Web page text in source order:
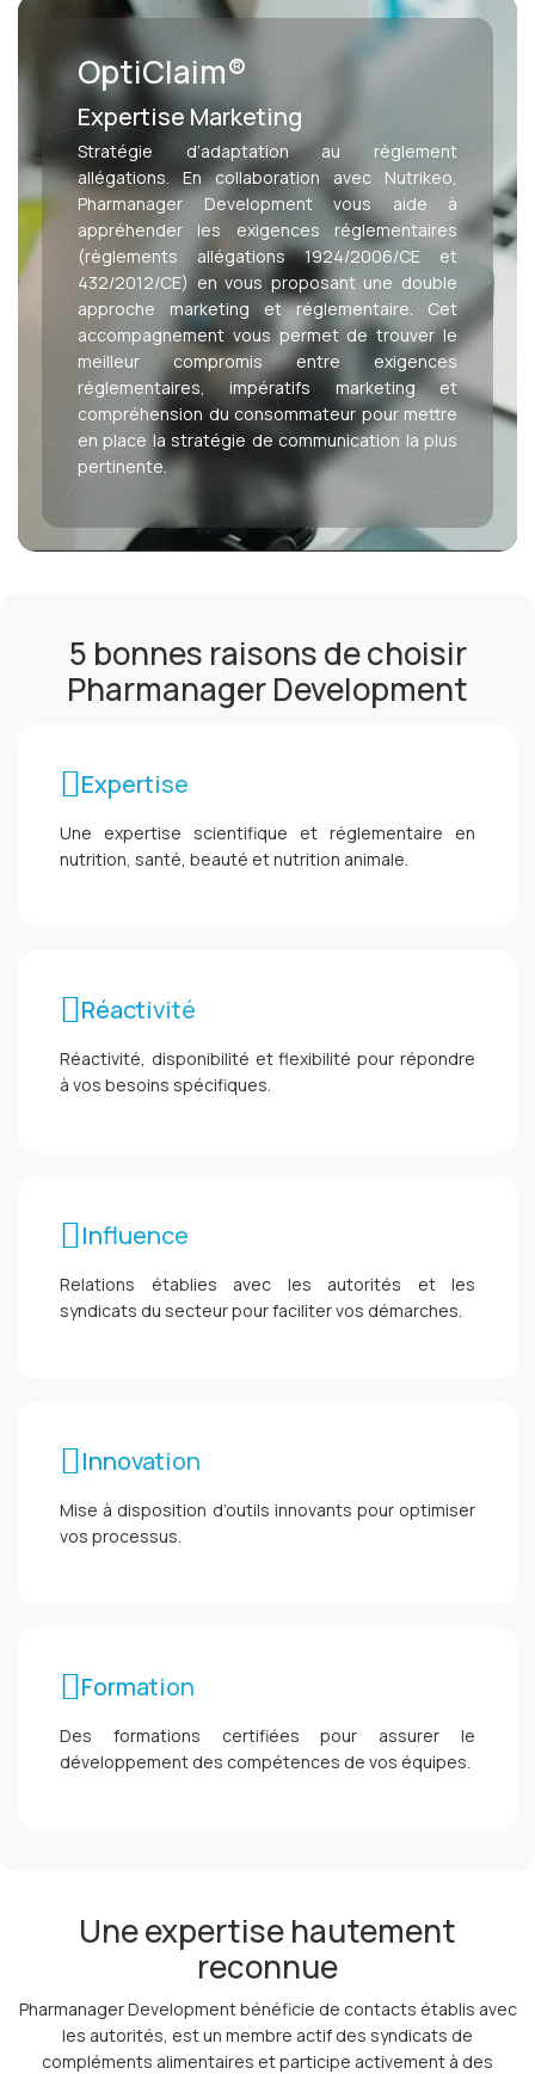
OptiClaim®
Expertise Marketing
Stratégie d’adaptation au règlement
allégations. En collaboration avec Nutrikeo,
Pharmanager Development vous aide à
appréhender les exigences réglementaires
(règlements allégations 1924/2006/CE et
432/2012/CE) en vous proposant une double
approche marketing et réglementaire. Cet
accompagnement vous permet de trouver le
meilleur compromis entre exigences
réglementaires, impératifs marketing et
compréhension du consommateur pour mettre
en place la stratégie de communication la plus
pertinente.
5 bonnes raisons de choisir
Pharmanager Development
Expertise
Une expertise scientifique et réglementaire en
nutrition, santé, beauté et nutrition animale.
Réactivité
Réactivité, disponibilité et flexibilité pour répondre
à vos besoins spécifiques.
Influence
Relations établies avec les autorités et les
syndicats du secteur pour faciliter vos démarches.
Innovation
Mise à disposition d’outils innovants pour optimiser
vos processus.
Formation
Des formations certifiées pour assurer le
développement des compétences de vos équipes.
Une expertise hautement
reconnue
Pharmanager Development bénéficie de contacts établis avec
les autorités, est un membre actif des syndicats de
compléments alimentaires et participe activement à des